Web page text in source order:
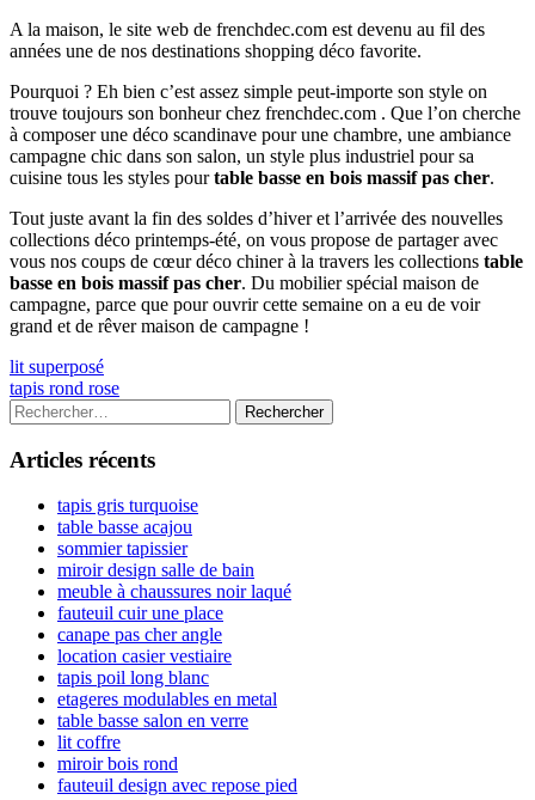
A la maison, le site web de frenchdec.com est devenu au fil des
années une de nos destinations shopping déco favorite.
Pourquoi ? Eh bien c’est assez simple peut-importe son style on
trouve toujours son bonheur chez frenchdec.com . Que l’on cherche
à composer une déco scandinave pour une chambre, une ambiance
campagne chic dans son salon, un style plus industriel pour sa
cuisine tous les styles pourtable basse en bois massif pas cher.
Tout juste avant la fin des soldes d’hiver et l’arrivée des nouvelles
collections déco printemps-été, on vous propose de partager avec
vous nos coups de cœur déco chiner à la travers les collections table
basse en bois massif pas cher. Du mobilier spécial maison de
campagne, parce que pour ouvrir cette semaine on a eu de voir
grand et de rêver maison de campagne !
Navigation
de
l’article
Previous
article:
lit superposé
Next
article:
tapis rond rose
Colonne
latérale
principale
Rechercher :
Articles récents
tapis gris turquoise
table basse acajou
sommier tapissier
miroir design salle de bain
meuble à chaussures noir laqué
fauteuil cuir une place
canape pas cher angle
location casier vestiaire
tapis poil long blanc
etageres modulables en metal
table basse salon en verre
lit coffre
miroir bois rond
fauteuil design avec repose pied